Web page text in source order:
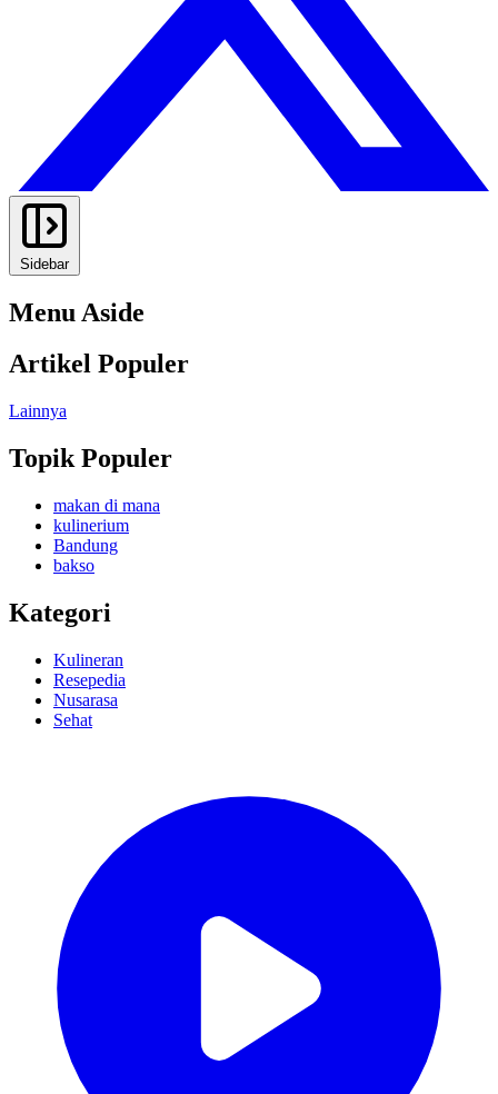
Sidebar
Menu Aside
Artikel Populer
Lainnya
Topik Populer
makan di mana
kulinerium
Bandung
bakso
Kategori
Kulineran
Resepedia
Nusarasa
Sehat